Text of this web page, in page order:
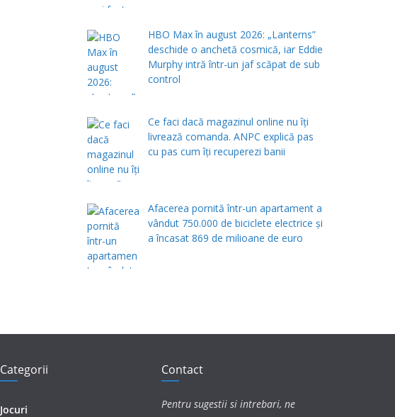
HBO Max în august 2026: „Lanterns”
deschide o anchetă cosmică, iar Eddie
Murphy intră într-un jaf scăpat de sub
control
Ce faci dacă magazinul online nu îți
livrează comanda. ANPC explică pas
cu pas cum îți recuperezi banii
Afacerea pornită într-un apartament a
vândut 750.000 de biciclete electrice și
a încasat 869 de milioane de euro
Categorii
Jocuri
Contact
Pentru sugestii si intrebari, ne